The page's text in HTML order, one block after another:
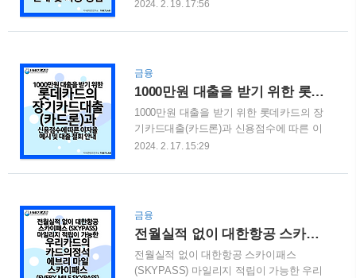
1. 하나카드의 제이드 클래식(JADE
혜택 3. 비자 시그니처 02(VISA Signature
Classic) 발급방법 5..
카드 American Express® (아멕스)
받을 수 있는 혜택 중 하나는 멤버십 리워
즈(MR)를 적립 해줍니다. 이번 기회에 멤
버십 리워즈(MR)와 사용방법에 대해서 자
세히 알아보도록 하겠습니다. 목차 1. 아메
리칸 익스프레스 센츄리온 디자인이 적용
3. 멤버십 리워즈(MR) 사용: 호텔 예약 4.
멤버십 리워즈(MR) 사용: 바우처 교환 1.
아메리칸 익스프레스..
2024. 2. 19. 17:56
금융
1000만원 대출을 받기 위한 롯데카드의 장기카드대출(카드론)과 신용점수에 따른 이자율 예시 및 대출 철회 안내
1000만원 대출을 받기 위한 롯데카드의 장
기카드대출(카드론)과 신용점수에 따른 이
자율 예시 및 대출 철회 안내 신용카드 이
롯데카드의 장기카드대출(카드론) 방법을
수료가 없습니다. 또한, 14일 이내에 카드
론 대출 철회도 가능하니 좀 더 자세히 알
아보시고 필요하신 분들꼐서는 이용 해보
시기 바랍니다. 목차 1. 장기카드대출(카드
2024. 2. 17. 15:29
금융
전월실적 없이 대한항공 스카이패스(SKYPASS) 마일리지 적립이 가능한 우리카드의 카드의정석 에브리 마일 스카이패스 (EVERY MILE SKYPASS) 헤택 및 카드 발급 안내
전월실적 없이 대한항공 스카이패스
(SKYPASS) 마일리지 적립이 가능한 우리